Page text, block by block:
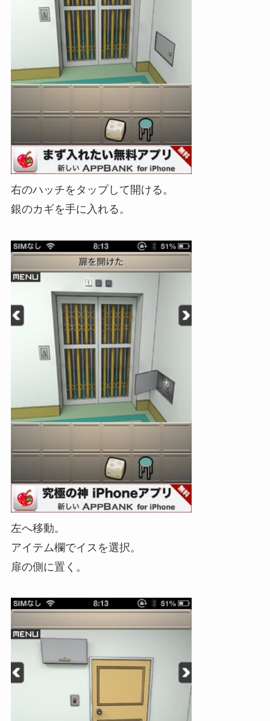
右のハッチをタップして開ける。
銀のカギを手に入れる。
左へ移動。
アイテム欄でイスを選択。
扉の側に置く。